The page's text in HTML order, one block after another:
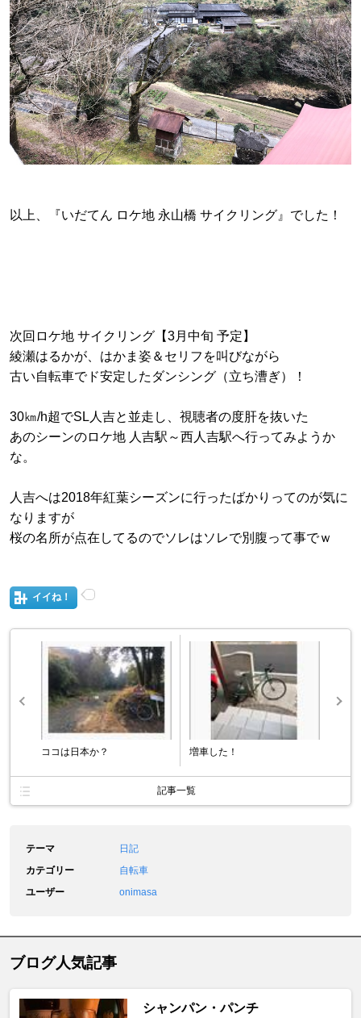
以上、『いだてん ロケ地 永山橋 サイクリング』でした！
次回ロケ地 サイクリング【3月中旬 予定】
綾瀬はるかが、はかま姿＆セリフを叫びながら
古い自転車でド安定したダンシング（立ち漕ぎ）！
30㎞/h超でSL人吉と並走し、視聴者の度肝を抜いた
あのシーンのロケ地 人吉駅～西人吉駅へ行ってみようか
な。
人吉へは2018年紅葉シーズンに行ったばかりってのが気に
なりますが
桜の名所が点在してるのでソレはソレで別腹って事でｗ
イイね！
ココは日本か？ 増車した！
記事一覧
テーマ
日記
カテゴリー
自転車
ユーザー
onimasa
ブログ人気記事
シャンパン・パンチ